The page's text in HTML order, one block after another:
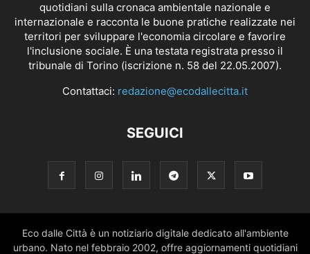
quotidiani sulla cronaca ambientale nazionale e
internazionale e racconta le buone pratiche realizzate nei
territori per sviluppare l'economia circolare e favorire
l'inclusione sociale. È una testata registrata presso il
tribunale di Torino (iscrizione n. 58 del 22.05.2007).
Contattaci: redazione@ecodallecitta.it
SEGUICI
Eco dalle Città è un notiziario digitale dedicato all'ambiente
urbano. Nato nel febbraio 2002, offre aggiornamenti quotidiani